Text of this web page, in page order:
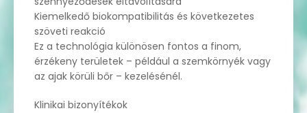
Kiemelkedő biokompatibilitás és következetes
szöveti reakció
Ez a technológia különösen fontos a finom,
érzékeny területek – például a szemkörnyék vagy
az ajak körüli bőr – kezelésénél.
Klinikai bizonyítékok